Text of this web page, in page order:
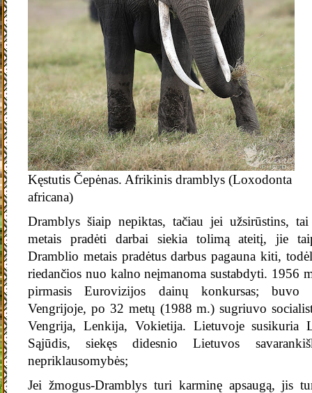
Kęstutis Čepėnas. Afrikinis dramblys (Loxodonta
africana)
Dramblys šiaip nepiktas, tačiau jei užsirūstins,
metais pradėti darbai siekia tolimą ateitį, jie
Dramblio metais pradėtus darbus pagauna kiti,
riedančios nuo kalno neįmanoma sustabdyti. 1956
pirmasis Eurovizijos dainų konkursas; buvo
Vengrijoje, po 32 metų (1988 m.) sugriuvo
Vengrija, Lenkija, Vokietija. Lietuvoje susikuria
Sąjūdis, siekęs didesnio Lietuvos
nepriklausomybės;
Jei žmogus-Dramblys turi karminę apsaugą, jis